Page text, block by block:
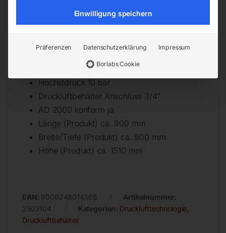
Technische Daten
Bemerkung Behälterinhalt 4 x 100 l
Höchstdruck 10 bar
Druckluftbehälter Anschluss 3/4″
AD 2000 konform ja
Länge (Produkt) ca. 900 mm
Breite/Tiefe (Produkt) ca. 900 mm
Höhe (Produkt) ca. 1510 mm
EAN: 9006248014565
Artikelnummer:
2502104
Kategorien: Drucklufttechnologie
Druckluftbehälter
Einwilligung speichern
Präferenzen Datenschutzerklärung Impressum
Borlabs Cookie